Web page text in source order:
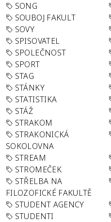
SONG
SOUBOJ FAKULT
SOVY
SPISOVATEL
SPOLEČNOST
SPORT
STAG
STÁNKY
STATISTIKA
STÁŽ
STRAKOM
STRAKONICKÁ
SOKOLOVNA
STREAM
STROMEČEK
STŘELBA NA
FILOZOFICKÉ FAKULTĚ
STUDENT AGENCY
STUDENTI